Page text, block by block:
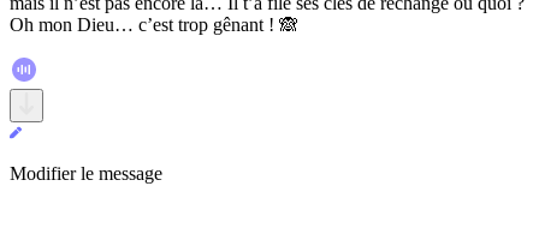
Oh mon Dieu… c’est trop gênant ! 🙈
Modifier le message